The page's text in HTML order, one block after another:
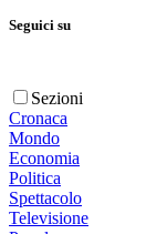
Seguici su
Sezioni
Cronaca
Mondo
Economia
Politica
Spettacolo
Televisione